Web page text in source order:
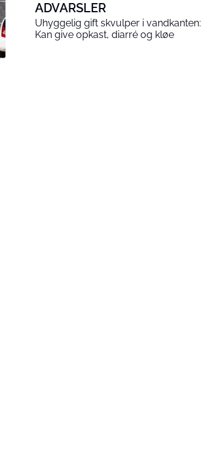
ADVARSLER
Uhyggelig gift skvulper i vandkanten:
Kan give opkast, diarré og kløe